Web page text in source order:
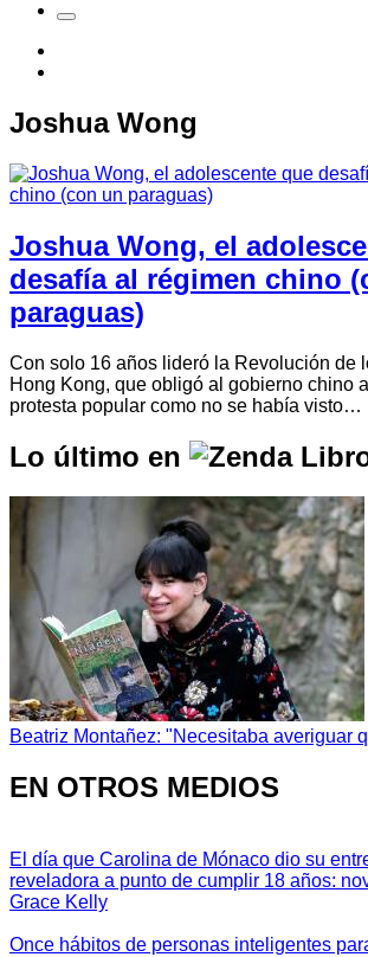
Joshua Wong
Joshua Wong, el
desafía al régimen chino
paraguas)
Con solo 16 años lideró la Revolución de
Hong Kong, que obligó al gobierno chino
protesta popular como no se había visto…
Lo último en
Beatriz Montañez: "Necesitaba averiguar
EN OTROS MEDIOS
El día que Carolina de Mónaco dio su
reveladora a punto de cumplir 18 años:
Grace Kelly
Once hábitos de personas inteligentes